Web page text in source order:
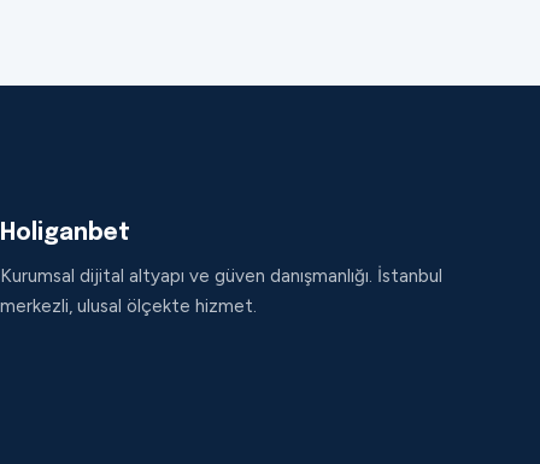
Holiganbet
Kurumsal dijital altyapı ve güven danışmanlığı. İstanbul
merkezli, ulusal ölçekte hizmet.